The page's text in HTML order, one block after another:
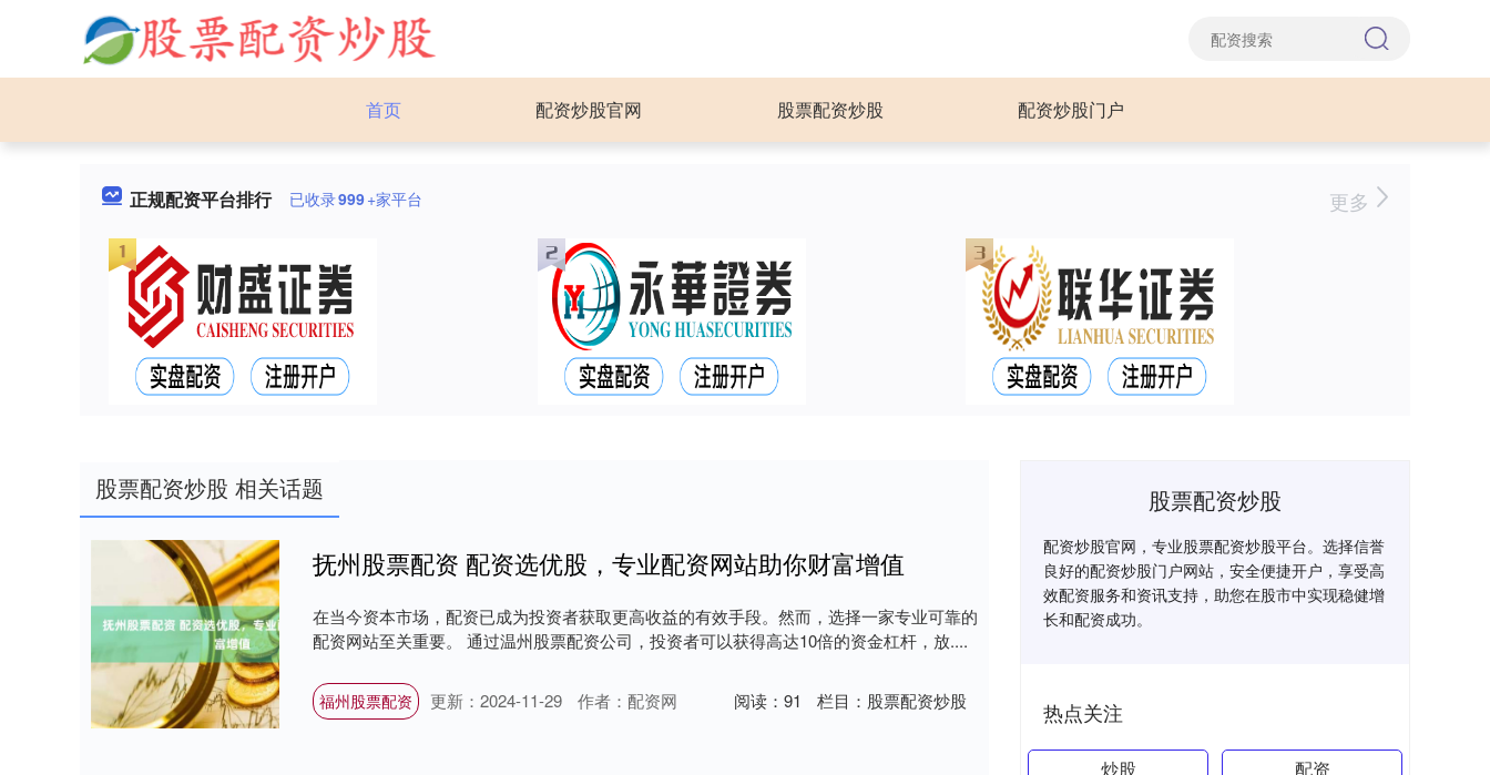
首页 配资炒股官网 股票配资炒股 配资炒股门户
正规配资平台排行 已收录999+家平台 更多
股票配资炒股 相关话题
抚州股票配资 配资选优股，专业配资网站助你财富增值
在当今资本市场，配资已成为投资者获取更高收益的有效手段。然而，选择一家专业可靠的
配资网站至关重要。 通过温州股票配资公司，投资者可以获得高达10倍的资金杠杆，放....
福州股票配资 更新：2024-11-29 作者：配资网 阅读： 91 栏目： 股票配资炒股
股票配资炒股
配资炒股官网，专业股票配资炒股平台。选择信誉
良好的配资炒股门户网站，安全便捷开户，享受高
效配资服务和资讯支持，助您在股市中实现稳健增
长和配资成功。
热点关注
炒股 配资